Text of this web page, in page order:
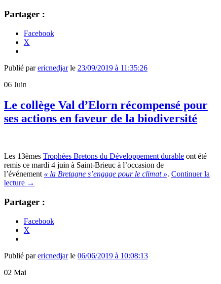
Partager :
Facebook
X
Publié parericnedjarle 23/09/2019 à 11:35:26
06 Juin
Le collège Val d’Elorn récompensé pour
ses actions en faveur de la biodiversité
Les 13èmes Trophées Bretons du Développement durable ont été
remis ce mardi 4 juin à Saint-Brieuc à l’occasion de
l’événement « la Bretagne s’engage pour le climat ». Continuer la
lecture →
Partager :
Facebook
X
Publié parericnedjarle 06/06/2019 à 10:08:13
02 Mai